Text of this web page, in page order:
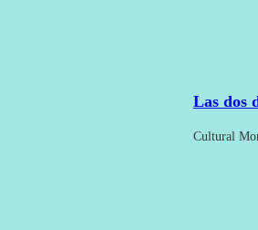
Las dos
Cultural